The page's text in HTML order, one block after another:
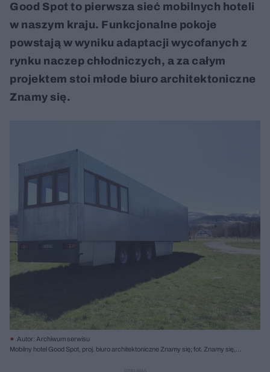
Good Spot to pierwsza sieć mobilnych hoteli
w naszym kraju. Funkcjonalne pokoje
powstają w wyniku adaptacji wycofanych z
rynku naczep chłodniczych, a za całym
projektem stoi młode biuro architektoniczne
Znamy się.
Autor: Archiwum serwisu
Mobilny hotel Good Spot, proj. biuro architektoniczne Znamy się; fot. Znamy się,